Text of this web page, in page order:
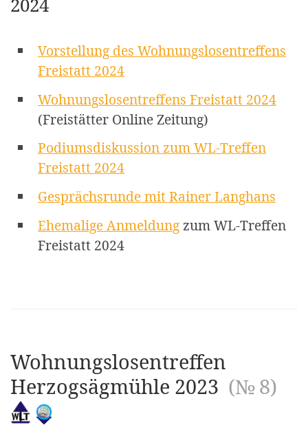
Vorstellung des Wohnungslosentreffens
Freistatt 2024
Wohnungslosentreffens Freistatt 2024
(Freistätter Online Zeitung)
Podiumsdiskussion zum WL-Treffen
Freistatt 2024
Gesprächsrunde mit Rainer Langhans
Ehemalige Anmeldungzum WL-Treffen
Freistatt 2024
Wohnungslosentreffen
Herzogsägmühle 2023 (№ 8)